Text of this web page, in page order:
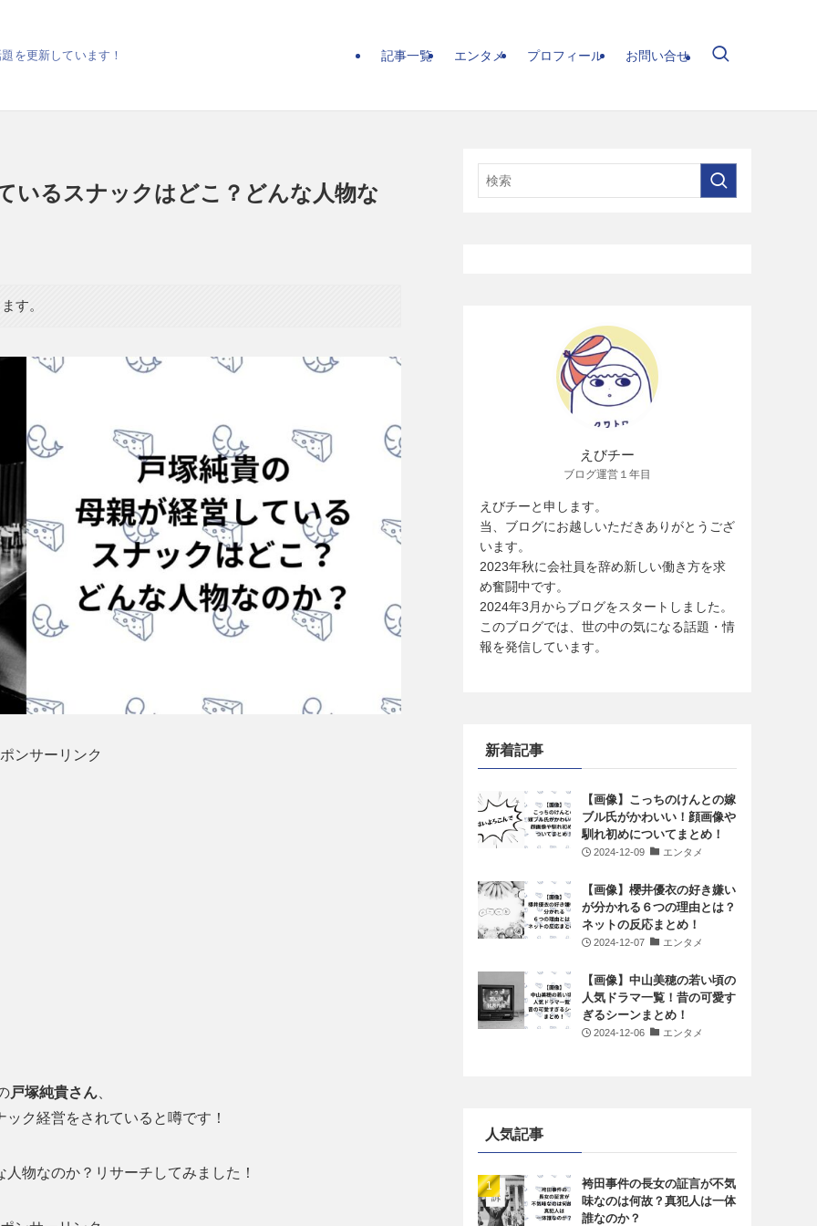
を更新しています！ 記事一覧 エンタメ プロフィール お問い合せ
いるスナックはどこ？どんな人物な
す。
ンサーリンク
戸塚純貴さん
ク経営をされていると噂です！
物なのか？リサーチしてみました！
えびチー
ブログ運営１年目
えびチーと申します。
当、ブログにお越しいただきありがとうござ
います。
2023年秋に会社員を辞め新しい働き方を求
め奮闘中です。
2024年3月からブログをスタートしました。
このブログでは、世の中の気になる話題・情
報を発信しています。
新着記事
【画像】こっちのけんとの嫁
ブル氏がかわいい！顔画像や
馴れ初めについてまとめ！
2024-12-09 エンタメ
【画像】櫻井優衣の好き嫌い
が分かれる６つの理由とは？
ネットの反応まとめ！
2024-12-07 エンタメ
【画像】中山美穂の若い頃の
人気ドラマ一覧！昔の可愛す
ぎるシーンまとめ！
2024-12-06 エンタメ
人気記事
袴田事件の長女の証言が不気
味なのは何故？真犯人は一体
誰なのか？